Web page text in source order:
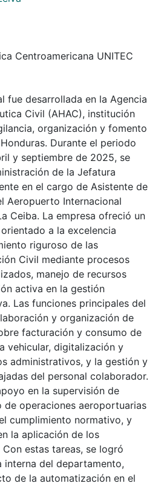
Centroamericana UNITEC
fue desarrollada en la Agencia
Civil (AHAC), institución
organización y fomento
Durante el periodo
y septiembre de 2025, se
de la Jefatura
en el cargo de Asistente de
Aeropuerto Internacional
Ceiba. La empresa ofreció un
a la excelencia
riguroso de las
Civil mediante procesos
manejo de recursos
activa en la gestión
Las funciones principales del
y organización de
facturación y consumo de
vehicular, digitalización y
administrativos, y la gestión y
del personal colaborador.
en la supervisión de
de operaciones aeroportuarias
cumplimiento normativo, y
la aplicación de los
estas tareas, se logró
del departamento,
de la automatización en el